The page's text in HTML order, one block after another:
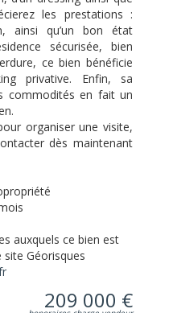
les prestations :
ainsi qu’un bon état
sécurisée, bien
ce bien bénéficie
privative. Enfin, sa
commodités en fait un
organiser une visite,
dès maintenant
auxquels ce bien est
Géorisques
209 000 €